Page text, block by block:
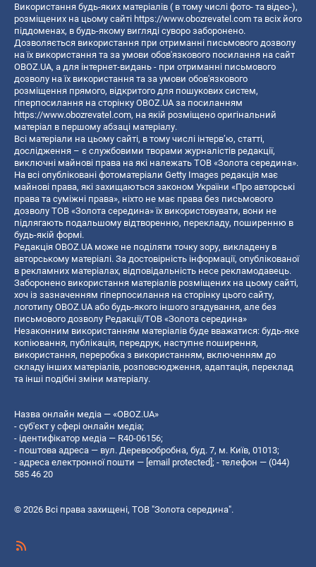
Використання будь-яких матеріалів ( в тому числі фото- та відео-),
розміщених на цьому сайті https://www.obozrevatel.com та всіх його
піддоменах, в будь-якому вигляді суворо заборонено.
Дозволяється використання при отриманні письмового дозволу
на їх використання та за умови обов'язкового посилання на сайт
OBOZ.UA, а для інтернет-видань - при отриманні письмового
дозволу на їх використання та за умови обов'язкового
розміщення прямого, відкритого для пошукових систем,
гіперпосилання на сторінку OBOZ.UA за посиланням
https://www.obozrevatel.com, на якій розміщено оригінальний
матеріал в першому абзаці матеріалу.
Всі матеріали на цьому сайті, в тому числі інтерв’ю, статті,
дослідження – є службовими творами журналістів редакції,
виключні майнові права на які належать ТОВ «Золота середина».
На всі опубліковані фотоматеріали Getty Images редакція має
майнові права, які захищаються законом України «Про авторські
права та суміжні права», ніхто не має права без письмового
дозволу ТОВ «Золота середина» їх використовувати, вони не
підлягають подальшому відтворенню, перекладу, поширенню в
будь-якій формі.
Редакція OBOZ.UA може не поділяти точку зору, викладену в
авторському матеріалі. За достовірність інформації, опублікованої
в рекламних матеріалах, відповідальність несе рекламодавець.
Заборонено використання матеріалів розміщених на цьому сайті,
хоч із зазначенням гіперпосилання на сторінку цього сайту,
логотипу OBOZ.UA або будь-якого іншого згадування, але без
письмового дозволу Редакції/ТОВ «Золота середина»
Незаконним використанням матеріалів буде вважатися: будь-яке
копiювання, публiкацiя, передрук, наступне поширення,
використання, переробка з використанням, включенням до
складу інших матеріалів, розповсюдження, адаптація, переклад
та інші подібні зміни матеріалу.
Назва онлайн медіа — «OBOZ.UA»
- суб'єкт у сфері онлайн медіа;
- ідентифікатор медіа — R40-06156;
- поштова адреса — вул. Деревообробна, буд. 7, м. Київ, 01013;
- адреса електронної пошти — [email protected]; - телефон — (044)
585 46 20
© 2026 Всі права захищені, ТОВ "Золота середина".